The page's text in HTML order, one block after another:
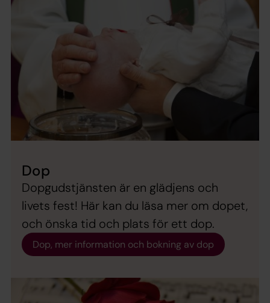
Dop
Dopgudstjänsten är en glädjens och
livets fest! Här kan du läsa mer om dopet,
och önska tid och plats för ett dop.
Dop, mer information och bokning av dop